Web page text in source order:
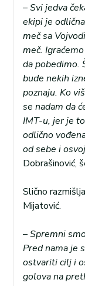
–Svi jedva
ekipi je
meč sa
meč.
da pobedimo.
bude nekih
poznaju. Ko
se nadam da
IMT-u, jer je
odlično
od sebe i
Dobrašinović,
Slično
Mijatović.
–Spremni
Pred nama je
ostvariti cilj i
golova na